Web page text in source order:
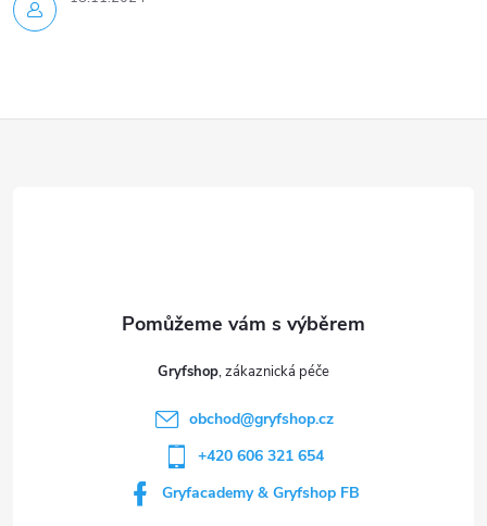
Gryfshop
obchod@gryfshop.cz
+420 606 321 654
Gryfacademy & Gryfshop FB